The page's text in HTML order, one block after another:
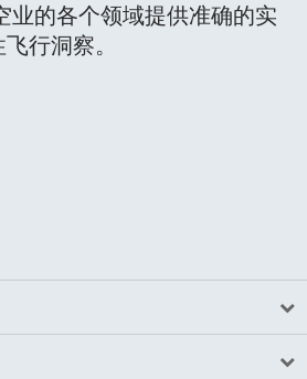
业的各个领域提供准确的实
行洞察。